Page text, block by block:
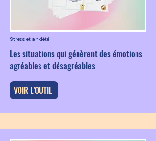
Stress et anxiété
Les situations qui génèrent des émotions
agréables et désagréables
VOIR L'OUTIL